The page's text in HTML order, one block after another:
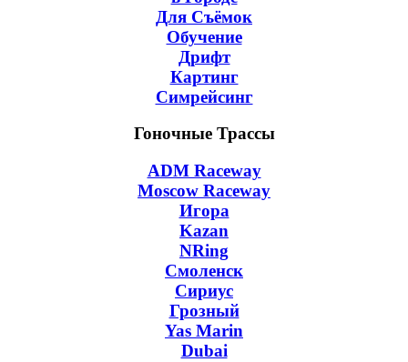
Для Съёмок
Обучение
Дрифт
Картинг
Симрейсинг
Гоночные Трассы
ADM Raceway
Moscow Raceway
Игора
Kazan
NRing
Смоленск
Сириус
Грозный
Yas Marin
Dubai